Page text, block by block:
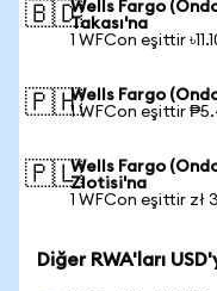
🇧🇩Wells Fargo
Takası'na
1 WFCon eşittir
🇵🇭Wells Fargo
1 WFCon eşittir
🇵🇱Wells Fargo
Zlotisi'na
1 WFCon eşittir zł
Diğer RWA'ları